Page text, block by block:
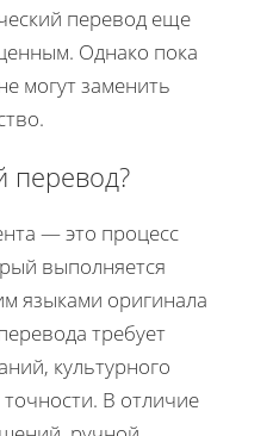
перевод еще
Однако пока
могут заменить
перевод?
— это процесс
выполняется
языками оригинала
требует
культурного
В отличие